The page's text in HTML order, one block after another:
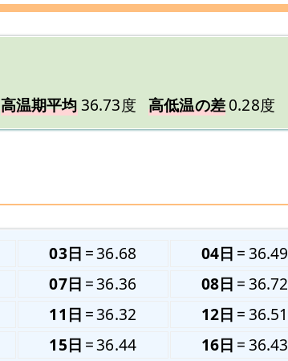
高温期平均36.73度 高低温の差0.28度
03日 36.68 04日
36.49
07日 36.36 08日
36.72
11日 36.32 12日
36.51
15日 36.44 16日
36.43